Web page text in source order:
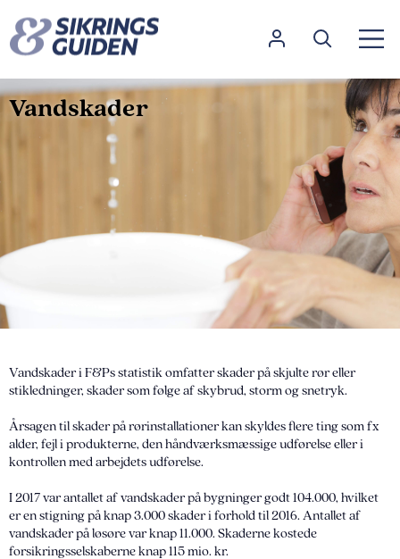
Vandskader
Vandskader i F&Ps statistik omfatter skader på skjulte rør eller
stikledninger, skader som følge af skybrud, storm og snetryk.
Årsagen til skader på rørinstallationer kan skyldes flere ting som fx
alder, fejl i produkterne, den håndværksmæssige udførelse eller i
kontrollen med arbejdets udførelse.
I 2017 var antallet af vandskader på bygninger godt 104.000, hvilket
er en stigning på knap 3.000 skader i forhold til 2016. Antallet af
vandskader på løsøre var knap 11.000. Skaderne kostede
forsikringsselskaberne knap 115 mio. kr.